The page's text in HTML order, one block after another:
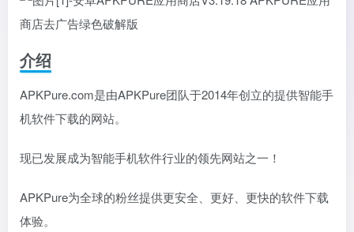
介绍
APKPure.com是由APKPure团队于2014年创立的提供智能手
机软件下载的网站。
现已发展成为智能手机软件行业的领先网站之一！
APKPure为全球的粉丝提供更安全、更好、更快的软件下载
体验。